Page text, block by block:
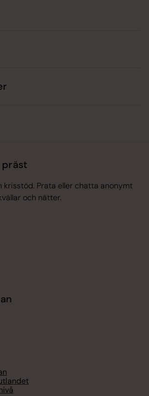
krisstöd. Prata eller chatta anonymt
och nätter.